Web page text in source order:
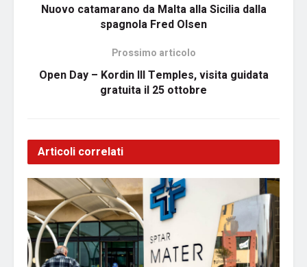
Nuovo catamarano da Malta alla Sicilia dalla
spagnola Fred Olsen
Prossimo articolo
Open Day – Kordin III Temples, visita guidata
gratuita il 25 ottobre
Articoli correlati